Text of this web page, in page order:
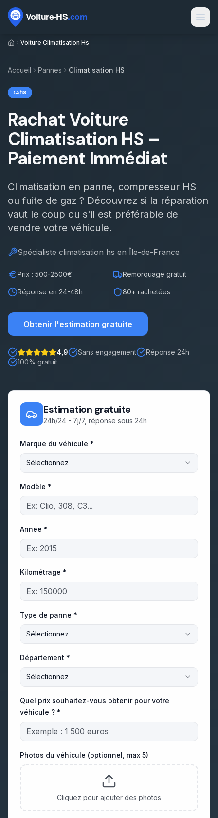
Passer au contenu
Marques Contact
Rachat épave
Épaviste par ville
Types de véhicules
Motorisations
Électrique HS par département
Sinistres
Démarches
Voiture Climatisation Hs
Accueil Pannes Climatisation HS
hs
Rachat Voiture
Climatisation HS –
Paiement Immédiat
Climatisation en panne, compresseur HS
ou fuite de gaz ? Découvrez si la réparation
vaut le coup ou s'il est préférable de
vendre votre véhicule.
Spécialiste climatisation hs en Île-de-France
Prix : 500-2500€ Remorquage gratuit
Réponse en 24-48h 80+ rachetées
Obtenir l'estimation gratuite
Note : 5 étoiles sur 5
4,9 Sans engagement
Réponse 24h
100% gratuit
Estimation gratuite
24h/24 - 7j/7, réponse sous 24h
Marque du véhicule *
Sélectionnez
Modèle *
Année *
Kilométrage *
Type de panne *
Sélectionnez
Département *
Sélectionnez
Quel prix souhaitez-vous obtenir pour votre
véhicule ? *
Photos du véhicule (optionnel, max 5)
Cliquez pour ajouter des photos